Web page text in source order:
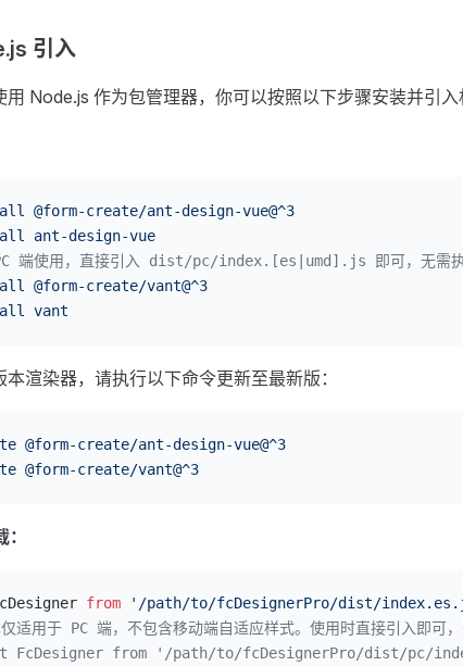
引入
Node.js 作为包管理器，你可以按照以下步骤安装并引入
@form-create/ant-design-vue@^3
ant-design-vue
端使用，直接引入 dist/pc/index.[es|umd].js 即可，无需执
@form-create/vant@^3
vant
渲染器，请执行以下命令更新至最新版：
@form-create/ant-design-vue@^3
@form-create/vant@^3
from '/path/to/fcDesignerPro/dist/
适用于 PC 端，不包含移动端自适应样式。使用时直接引入即
FcDesigner from '/path/to/fcDesignerPro/dist/pc/